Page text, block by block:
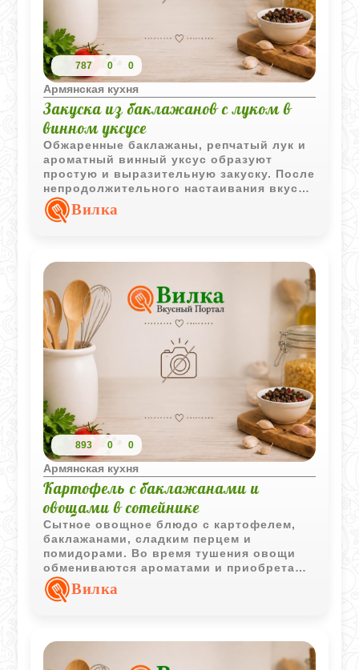
787 0 0
Армянская кухня
Закуска из баклажанов с луком в
винном уксусе
Обжаренные баклажаны, репчатый лук и
ароматный винный уксус образуют
простую и выразительную закуску. После
непродолжительного настаивания вкус
становится более насыщенным и
гармоничным.
Вилка
893 0 0
Армянская кухня
Картофель с баклажанами и
овощами в сотейнике
Сытное овощное блюдо с картофелем,
баклажанами, сладким перцем и
помидорами. Во время тушения овощи
обмениваются ароматами и приобретают
насыщенный вкус без сложных
кулинарных приемов.
Вилка